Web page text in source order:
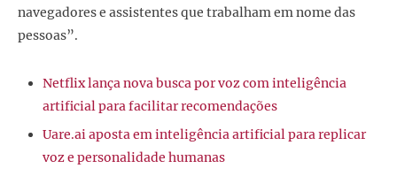
navegadores e assistentes que trabalham em nome das
pessoas”.
Netflix lança nova busca por voz com inteligência
artificial para facilitar recomendações
Uare.ai aposta em inteligência artificial para replicar
voz e personalidade humanas